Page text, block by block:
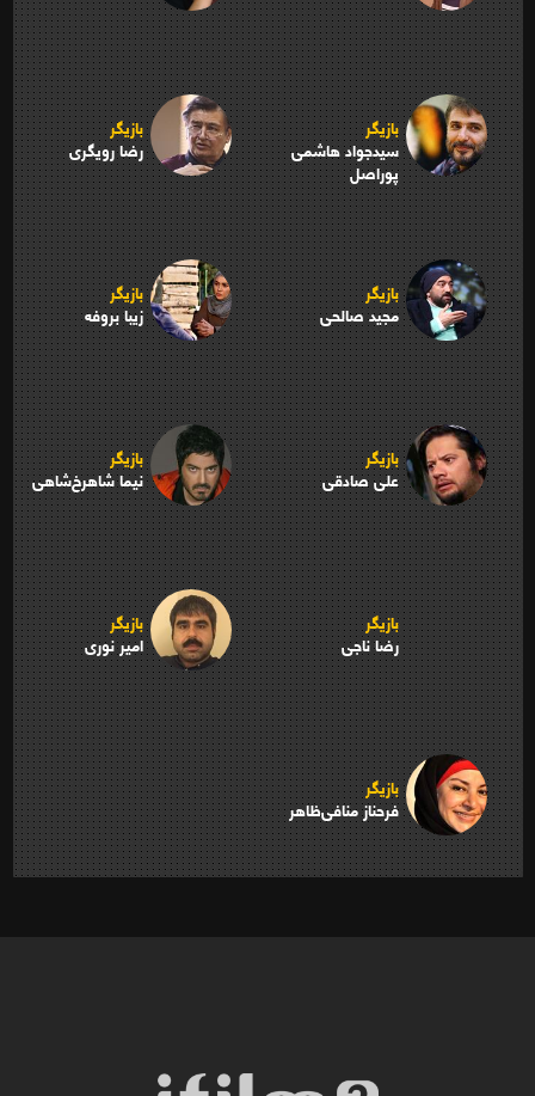
بازیگر
سیدجواد هاشمی
پوراصل
بازیگر
رضا رویگری
بازیگر
مجید صالحی
بازیگر
زیبا بروفه
بازیگر
علی صادقی
بازیگر
نیما شاهرخ‌شاهی
بازیگر
رضا ناجی
بازیگر
امیر نوری
بازیگر
فرحناز منافی‌ظاهر